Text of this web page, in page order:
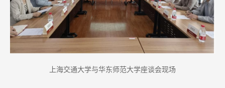
上海交通大学与华东师范大学座谈会现场